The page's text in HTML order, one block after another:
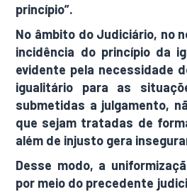
princípio”.
No âmbito do Judiciário, no
incidência do princípio da
evidente pela necessidade
igualitário para as
submetidas a julgamento,
que sejam tratadas de
além de injusto gera
Desse modo, a
por meio do precedente